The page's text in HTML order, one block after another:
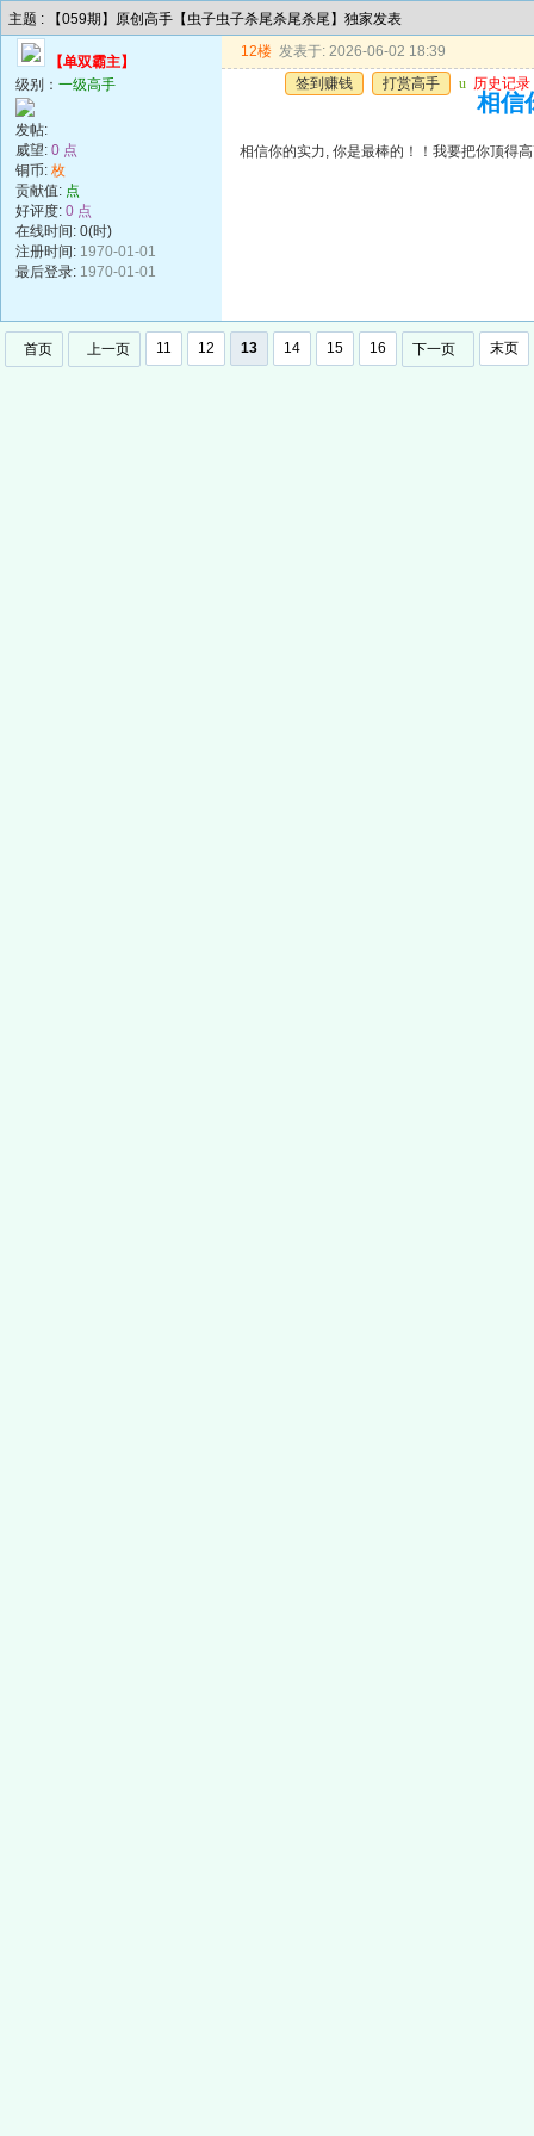
主题 : 【059期】原创高手【虫子虫子杀尾杀尾杀尾】独家发表
【单双霸主】
级别： 一级高手
发帖:
威望: 0 点
铜币: 枚
贡献值: 点
好评度: 0 点
在线时间: 0(时)
注册时间: 1970-01-01
最后登录: 1970-01-01
12楼 发表于: 2026-06-02 18:39
签到赚钱
打赏高手 u 历史记录
相信
相信你的实力, 你是最棒的！！我要把你顶得
首页 上一页 11 12 13 14 15 16 下一页 末页